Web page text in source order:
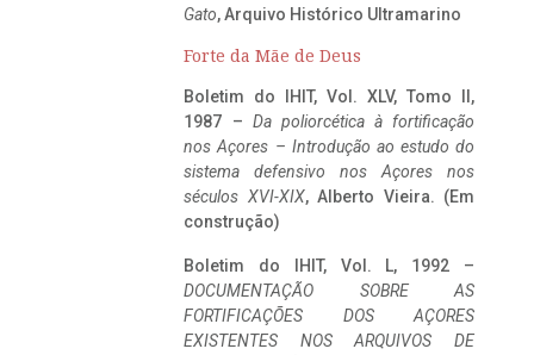
Gato, Arquivo Histórico Ultramarino
Forte da Mãe de Deus
Boletim do IHIT, Vol. XLV, Tomo II,
1987 – Da poliorcética à fortificação
nos Açores – Introdução ao estudo do
sistema defensivo nos Açores nos
séculos XVI-XIX, Alberto Vieira. (Em
construção)
Boletim do IHIT, Vol. L, 1992 –
DOCUMENTAÇÃO SOBRE AS
FORTIFICAÇÕES DOS AÇORES
EXISTENTES NOS ARQUIVOS DE